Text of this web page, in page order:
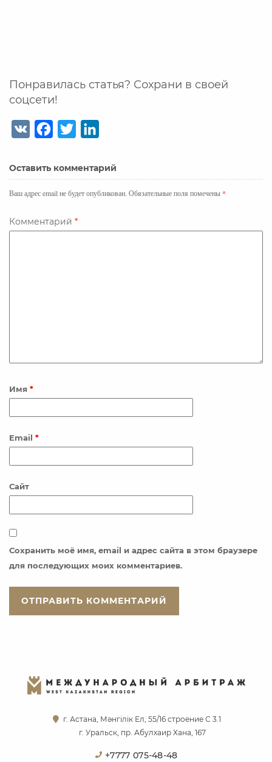
Понравилась статья? Сохрани в своей
соцсети!
e
b
o
k
t
r
k
e
n
Оставить комментарий
Ваш адрес email не будет опубликован. Обязательные поля помечены *
Комментарий *
Имя *
Email *
Сайт
Сохранить моё имя, email и адрес сайта в этом браузере
для последующих моих комментариев.
г. Астана, Мәнгілік Ел, 55/16 строение С 3.1
г. Уральск, пр. Абулхаир Хана, 167
+7777 075-48-48